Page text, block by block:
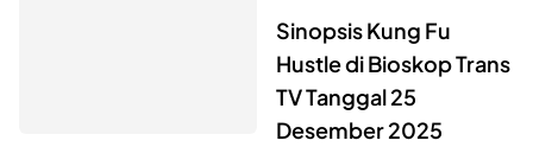
Sinopsis Kung Fu
Hustle di Bioskop Trans
TV Tanggal 25
Desember 2025